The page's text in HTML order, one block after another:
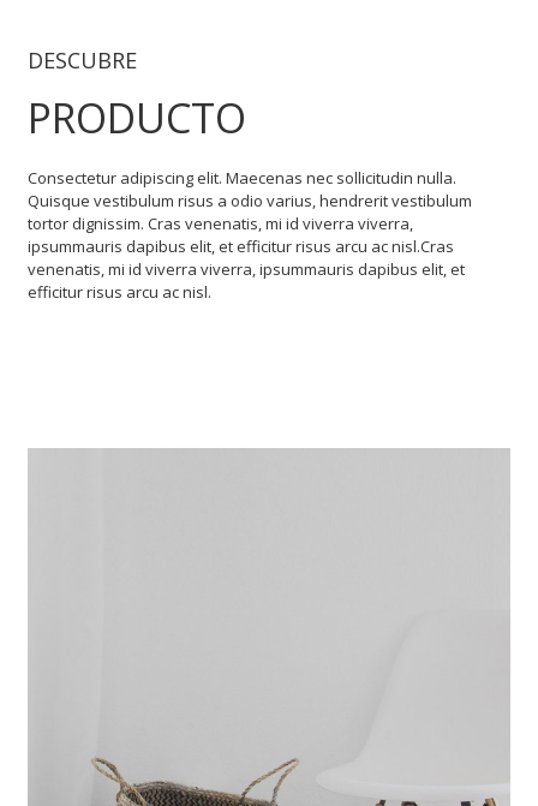
DESCUBRE
PRODUCTO
Consectetur adipiscing elit. Maecenas nec sollicitudin nulla.
Quisque vestibulum risus a odio varius, hendrerit vestibulum
tortor dignissim. Cras venenatis, mi id viverra viverra,
ipsummauris dapibus elit, et efficitur risus arcu ac nisl.Cras
venenatis, mi id viverra viverra, ipsummauris dapibus elit, et
efficitur risus arcu ac nisl.